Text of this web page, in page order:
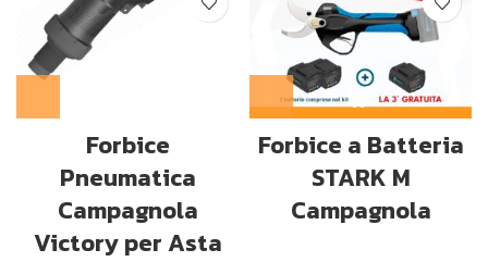
Forbice
Pneumatica
Campagnola
Victory per Asta
Forbice a Batteria
STARK M
Campagnola